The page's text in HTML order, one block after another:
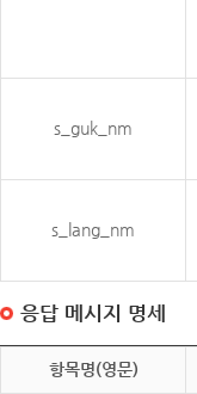
s_guk_nm
s_lang_nm
응답 메시지 명세
항목명(영문)